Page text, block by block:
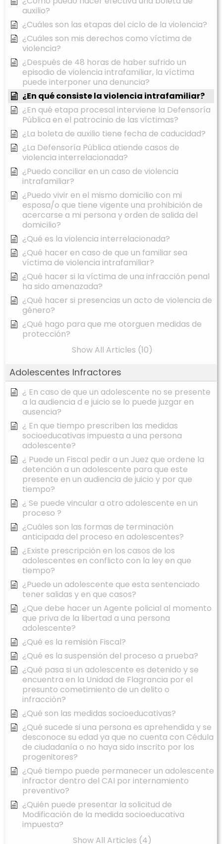
auxilio?
¿Cuáles son las etapas del ciclo de la violencia?
¿Cuáles son mis derechos como víctima de
violencia?
¿Después de 48 horas de haber sufrido un
episodio de violencia intrafamiliar, la víctima
puede interponer una denuncia?
¿En qué consiste la violencia intrafamiliar?
¿En qué etapa procesal interviene la Defensoría
Pública en el patrocinio de las víctimas?
¿La boleta de auxilio tiene fecha de caducidad?
¿La Defensoría Pública atiende casos de
violencia interrelacionada?
¿Puedo conciliar en un caso de violencia
intrafamiliar?
¿Puedo vivir en el mismo domicilio con mi
esposa/o que tiene vigente una prohibición de
acercarse a mi persona y orden de salida del
domicilio?
¿Qué es la violencia interrelacionada?
¿Qué hacer en caso de que un familiar sea
víctima de violencia intrafamiliar?
¿Qué hacer si la víctima de una infracción penal
ha sido amenazada?
¿Qué hacer si presencias un acto de violencia de
género?
¿Qué hago para que me otorguen medidas de
protección?
Show All Articles (10)
Adolescentes Infractores
¿ En caso de que un adolescente no se presente
a la audiencia d e juicio se lo puede juzgar en
ausencia?
¿ En que tiempo prescriben las medidas
socioeducativas impuesta a una persona
adolescente?
¿ Puede un Fiscal pedir a un Juez que ordene la
detención a un adolescente para que este
presente en un audiencia de juicio y por que
tiempo?
¿ Se puede vincular a otro adolescente en un
proceso ?
¿Cuáles son las formas de terminación
anticipada del proceso en adolescentes?
¿Existe prescripción en los casos de los
adolescentes en conflicto con la ley en que
tiempo?
¿Puede un adolescente que esta sentenciado
tener salidas y en que casos?
¿Que debe hacer un Agente policial al momento
que priva de la libertad a una persona
adolescente?
¿Qué es la remisión Fiscal?
¿Qué es la suspensión del proceso a prueba?
¿Qué pasa si un adolescente es detenido y se
encuentra en la Unidad de Flagrancia por el
presunto cometimiento de un delito o
infracción?
¿Qué son las medidas socioeducativas?
¿Qué sucede si una persona es aprehendida y se
desconoce su edad ya que no cuenta con Cédula
de ciudadanía o no haya sido inscrito por los
progenitores?
¿Qué tiempo puede permanecer un adolescente
infractor dentro del CAI por internamiento
preventivo?
¿Quién puede presentar la solicitud de
Modificación de la medida socioeducativa
impuesta?
Show All Articles (4)